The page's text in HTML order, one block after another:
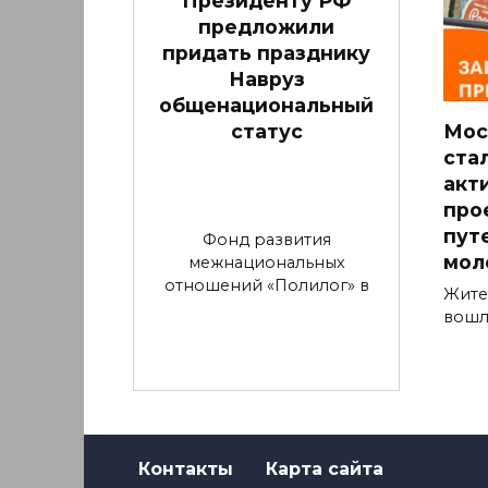
предложили
придать празднику
Навруз
общенациональный
статус
Фонд развития
межнациональных
отношений «Полилог» в
Контакты Карта сайта